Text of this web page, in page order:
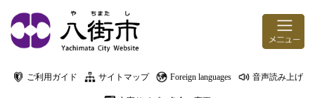
ご利用ガイド サイトマップ Foreign languages 音声読み上げ